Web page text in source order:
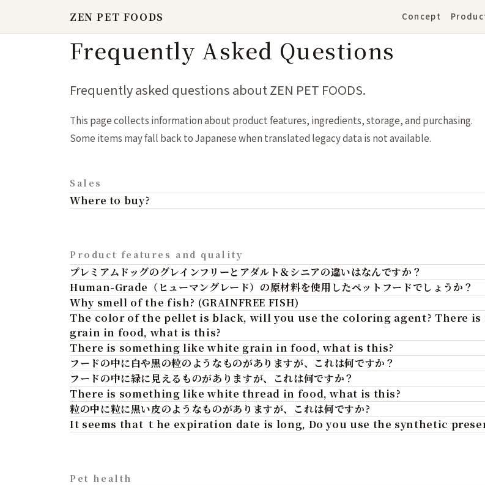
ZEN PET FOODS Concept
Frequently Asked Questions
Frequently asked questions about ZEN PET FOODS.
This page collects information about product features, ingredients, storage, and purchasing.
Some items may fall back to Japanese when translated legacy data is not available.
Sales
Where to buy?
Product features and quality
プレミアムドッグのグレインフリーとアダルト＆シニアの違いはなんですか？
Human-Grade（ヒューマングレード）の原材料を使用したペットフードでしょうか？
Why smell of the fish? (GRAINFREE FISH)
The color of the pellet is black, will you use the coloring agent? There
grain in food, what is this?
There is something like white grain in food, what is this?
フードの中に白や黒の粒のようなものがありますが、これは何ですか？
フードの中に緑に見えるものがありますが、これは何ですか？
There is something like white thread in food, what is this?
粒の中に粒に黒い皮のようなものがありますが、これは何ですか?
It seems that ｔhe expiration date is long, Do you use the synthetic
Pet health